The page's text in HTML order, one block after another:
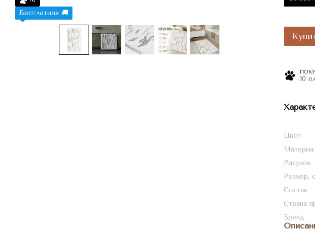
Бесплатная 🚚
10
Цвет
Рисунок
Размер,
Состав
Страна
Бренд